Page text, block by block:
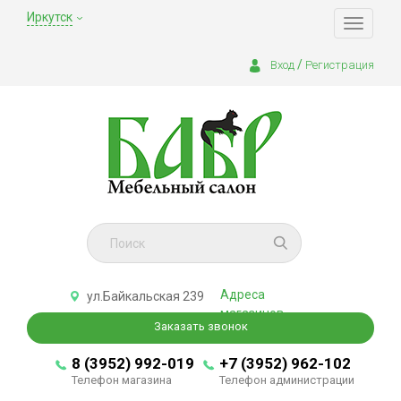
Иркутск
Toggle
Вход / Регистрация
ул.Байкальская 239
Адреса
магазинов
Заказать звонок
8 (3952) 992-019
Телефон магазина
+7 (3952) 962-102
Телефон администрации